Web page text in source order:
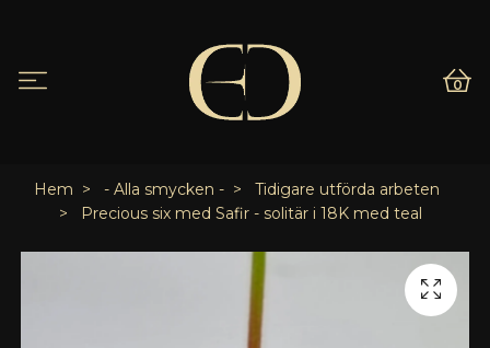
0
Hem - Alla smycken -
Tidigare utförda arbeten
Precious six med Safir - solitär i 18K med teal